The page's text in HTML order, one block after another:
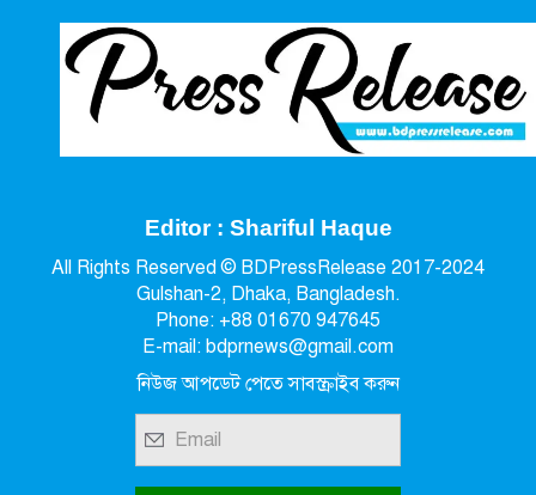
Editor : Shariful Haque
All Rights Reserved © BDPressRelease 2017-2024
Gulshan-2, Dhaka, Bangladesh.
Phone: +88 01670 947645
E-mail: bdprnews@gmail.com
নিউজ আপডেট পেতে সাবস্ক্রাইব করুন